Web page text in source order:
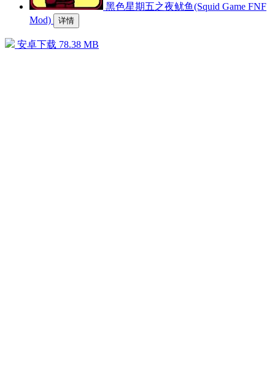
黑色星期五之夜鱿鱼(Squid Game FNF
Mod)
详情
安卓下载 78.38 MB